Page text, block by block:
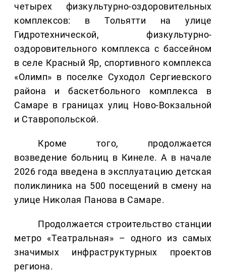
четырех физкультурно-оздоровительных
комплексов: в Тольятти на улице
Гидротехнической, физкультурно-
оздоровительного комплекса с бассейном
в селе Красный Яр, спортивного комплекса
«Олимп» в поселке Суходол Сергиевского
района и баскетбольного комплекса в
Самаре в границах улиц Ново-Вокзальной
и Ставропольской.
Кроме того, продолжается
возведение больниц в Кинеле. А в начале
2026 года введена в эксплуатацию детская
поликлиника на 500 посещений в смену на
улице Николая Панова в Самаре.
Продолжается строительство станции
метро «Театральная» – одного из самых
значимых инфраструктурных проектов
региона.